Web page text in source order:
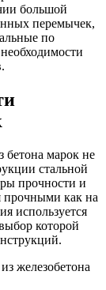
большой
перемычек,
по
бетона марок не
стальной
прочности и
прочными как на
используется
которой
железобетона